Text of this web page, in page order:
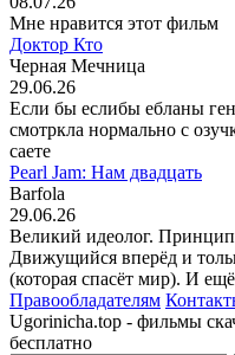
Мне нравится этот фильм
Доктор Кто
Черная Мечница
29.06.26
Если бы еслибы ебланы
смотркла нормально с
саете
Pearl Jam: Нам двадцать
Barfola
29.06.26
Великий идеолог.
Движущийся вперёд и
(которая спасёт мир). И ещё
Правообладателям
Ugorinicha.top - фильмы
бесплатно